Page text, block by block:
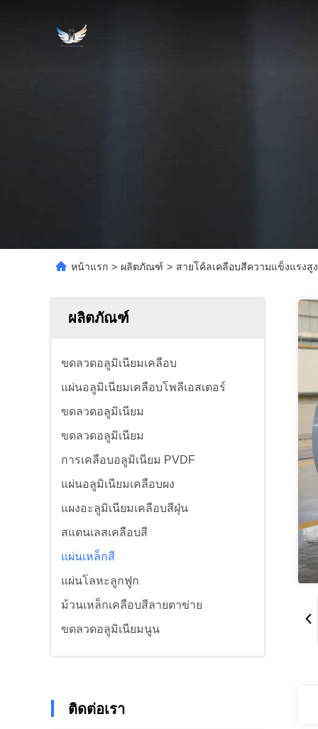
หน้าแรก > ผลิตภัณฑ์ > สายโค้ลเคลือบสีความแข็งแรงสู
ผลิตภัณฑ์
ขดลวดอลูมิเนียมเคลือบ
แผ่นอลูมิเนียมเคลือบโพลีเอสเตอร์
ขดลวดอลูมิเนียม
ขดลวดอลูมิเนียม
การเคลือบอลูมิเนียม PVDF
แผ่นอลูมิเนียมเคลือบผง
แผงอะลูมิเนียมเคลือบสีฝุ่น
สแตนเลสเคลือบสี
แผ่นเหล็กสี
แผ่นโลหะลูกฟูก
ม้วนเหล็กเคลือบสีลายตาข่าย
ขดลวดอลูมิเนียมนูน
ติดต่อเรา